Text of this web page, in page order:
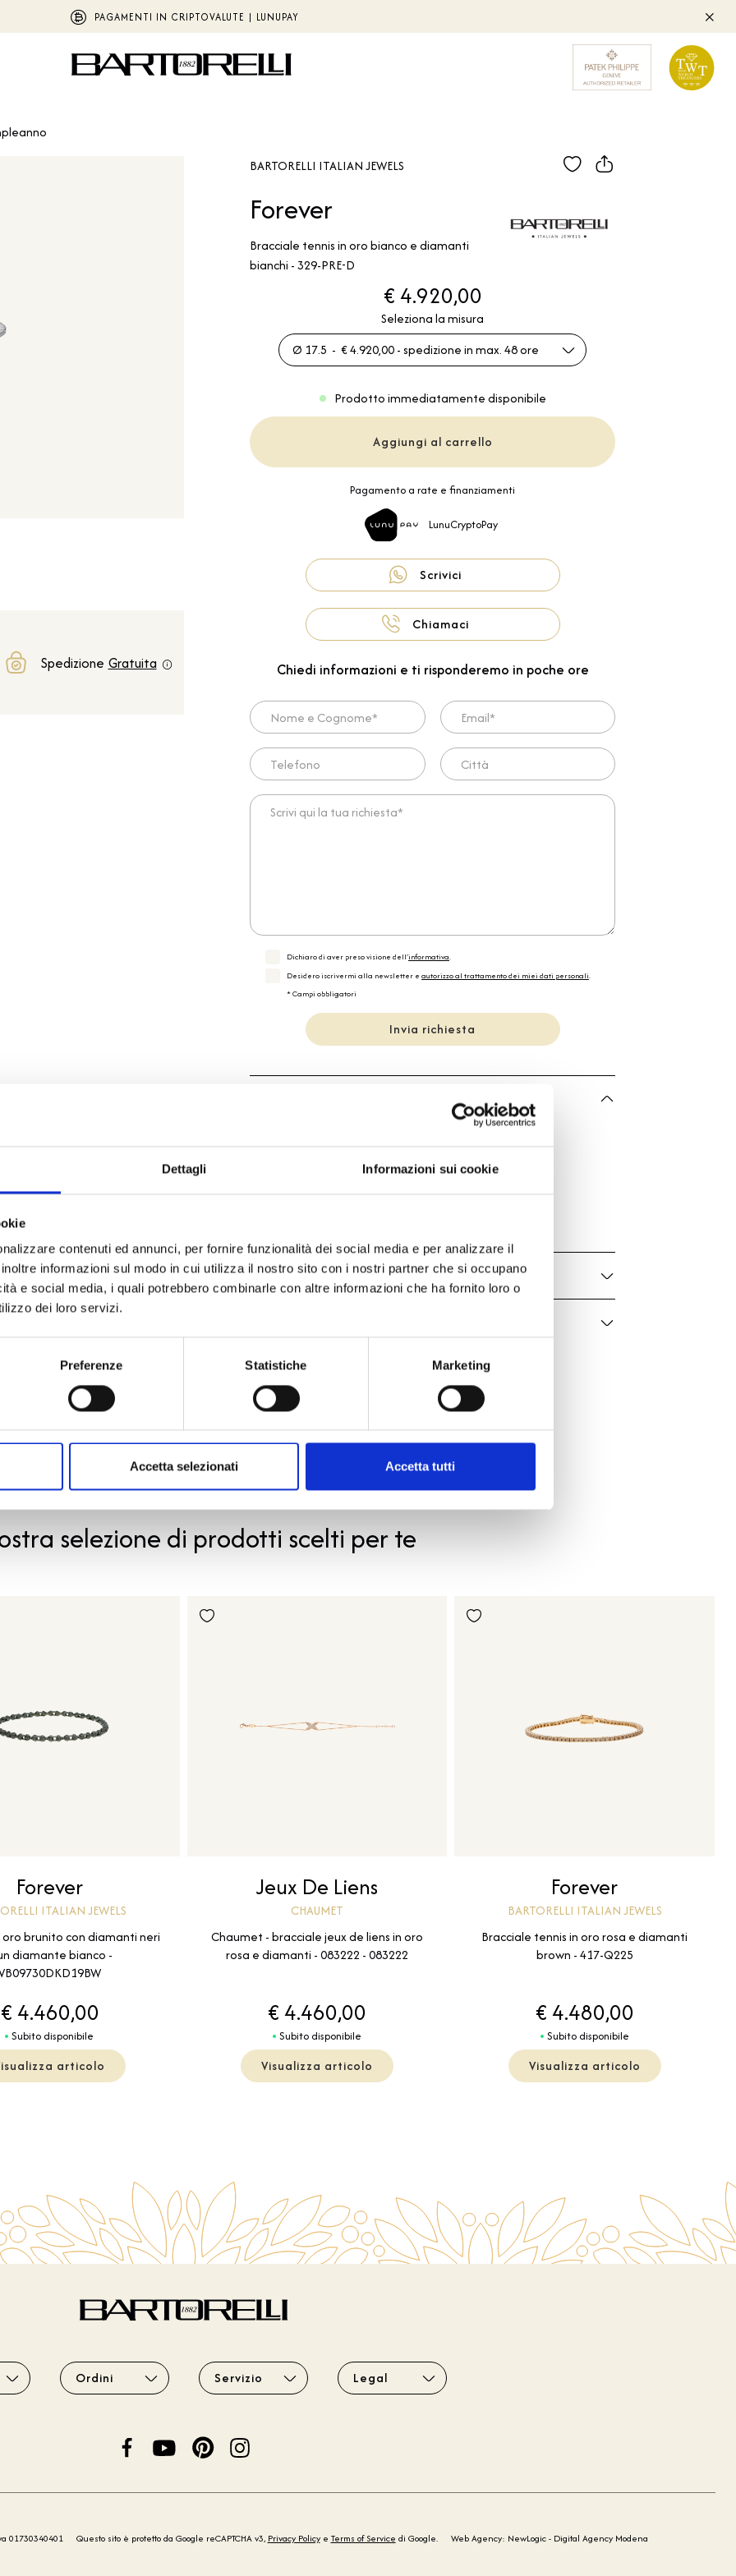
Dettagli Informazioni sui cookie
contenuti ed annunci, per fornire funzionalità dei social media e per analizzare il
informazioni sul modo in cui utilizza il nostro sito con i nostri partner che si occupano
e social media, i quali potrebbero combinarle con altre informazioni che ha fornito loro o
dei loro servizi.
Preferenze Statistiche Marketing
Accetta selezionati Accetta tutti
PAGAMENTI IN CRIPTOVALUTE | LUNUPAY
Spedizione Gratuita
BARTORELLI ITALIAN JEWELS
Forever
Bracciale tennis in oro bianco e diamanti
bianchi - 329-PRE-D
€ 4.920,00
Seleziona la misura
Ø 17.5 - € 4.920,00 - spedizione in max. 48 ore
Prodotto immediatamente disponibile
Aggiungi al carrello
Pagamento a rate e finanziamenti
LunuCryptoPay
Scrivici
Chiamaci
Chiedi informazioni e ti risponderemo in poche ore
Nome e Cognome* Email*
Telefono Città
Scrivi qui la tua richiesta*
Dichiaro di aver preso visione dell'informativa.
Desidero iscrivermi alla newsletter e autorizzo al trattamento dei miei dati personali.
* Campi obbligatori
Invia richiesta
Marchio
Bartorelli Italian Jewels
Forever
Codice
329-PRE-D
Descrizione
PRODOTTI SIMILI
selezione di prodotti scelti per te
Forever
ITALIAN JEWELS
oro brunito con diamanti neri
diamante bianco -
€ 4.460,00
Subito disponibile
articolo
Jeux De Liens
CHAUMET
Chaumet - bracciale jeux de liens in oro
rosa e diamanti - 083222 - 083222
€ 4.460,00
Subito disponibile
Visualizza articolo
Forever
BARTORELLI ITALIAN JEWELS
Bracciale tennis in oro rosa e diamanti
brown - 417-Q225
€ 4.480,00
Subito disponibile
Visualizza articolo
Ordini Servizio Legal
01730340401 Questo sito è protetto da Google reCAPTCHA v3, Privacy Policye Terms of Service di Google. Web Agency: NewLogic - Digital Agency Modena